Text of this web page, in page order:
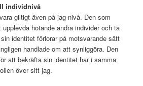
individnivå
giltigt även på jag-nivå. Den som
hotande andra individer och ta
identitet förlorar på motsvarande sätt
handlade om att synliggöra. Den
att bekräfta sin identitet har i samma
över sitt jag.